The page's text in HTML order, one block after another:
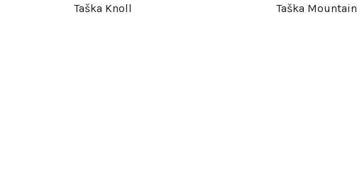
Taška Knoll Taška Mountain